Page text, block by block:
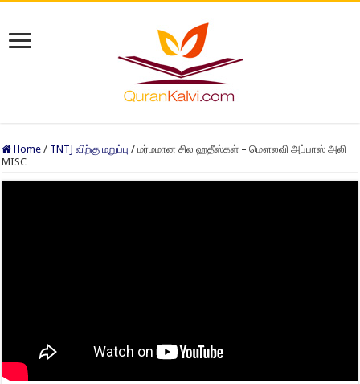
Home / TNTJ விற்கு மறுப்பு / மர்மமான சில ஹதீஸ்கள் – மௌலவி அப்பாஸ் அலி
MISC